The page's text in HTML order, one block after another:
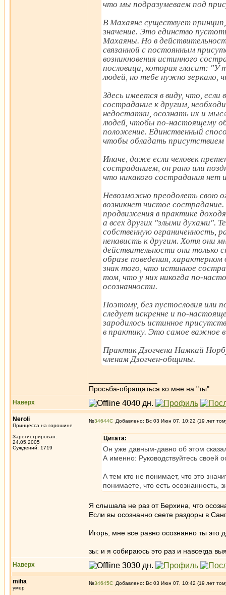
что мы подразумеваем под
В Махаяне существует
значение. Это единство
Махаяны. Но в
связанной с постоянным
возникновения истинного
пословица, которая гласит: "У
людей, но тебе нужно зеркало,
Здесь имеется в виду, что,
сострадание к другим,
недостатки, осознать их и
людей, чтобы по-настоящему
положение. Единственный
чтобы обладать присутствием
Иначе, даже если человек
состраданием, он рано или
что никакого сострадания нет
Невозможно преодолеть свою
возникнет чистое
продвижения в практике
а всех других "злыми духами".
собственную ограниченность,
ненависть к другим. Хотя они
действительности они только
образе поведения,
знак того, что истинное
том, что у них никогда по-
осознанности.
Поэтому, без пустословия или
следует искренне и по-
зародилось истинное
в практику. Это самое важное
Практик Дзогчена Намкай
членам Дзогчен-общины.
Просьба-обращаться ко мне на "ты"
Наверх
Neroli
Принцесса на горошине
Зарегистрирован:
24.05.2005
Суждений: 1719
№34644 Добавлено: Вс 03 Июн 07, 10:22 (19 лет
Цитата:
Он уже давным-давно об этом
А именно: Руководствуйтесь своей
А тем кто не понимает, что это
понимаете, что есть осознанность,
Я слышала не раз от Берхина, что
Если вы осознанно сеете раздоры в
Игорь, мне все равно осознанно ты
зы: и я собираюсь это раз и навсегда
Наверх
miha
умер
№34645 Добавлено: Вс 03 Июн 07, 10:42 (19 лет